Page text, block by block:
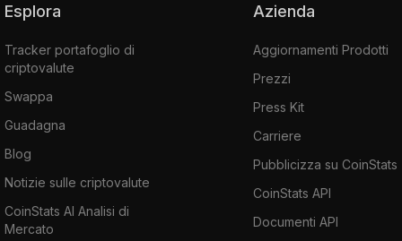
Esplora
Tracker portafoglio di
criptovalute
Swappa
Guadagna
Blog
Notizie sulle criptovalute
CoinStats AI Analisi di
Mercato
Azienda
Aggiornamenti Prodotti
Prezzi
Press Kit
Carriere
Pubblicizza su CoinStats
CoinStats API
Documenti API